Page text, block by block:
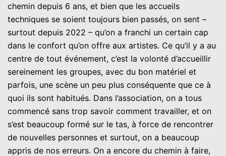
chemin depuis 6 ans, et bien que les accueils
techniques se soient toujours bien passés, on sent –
surtout depuis 2022 – qu’on a franchi un certain cap
dans le confort qu’on offre aux artistes. Ce qu’il y a au
centre de tout événement, c’est la volonté d’accueillir
sereinement les groupes, avec du bon matériel et
parfois, une scène un peu plus conséquente que ce à
quoi ils sont habitués. Dans l’association, on a tous
commencé sans trop savoir comment travailler, et on
s’est beaucoup formé sur le tas, à force de rencontrer
de nouvelles personnes et surtout, on a beaucoup
appris de nos erreurs. On a encore du chemin à faire,